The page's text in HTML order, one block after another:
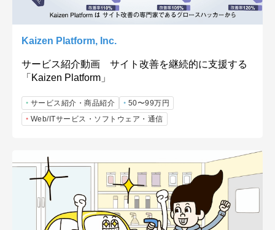
Kaizen Platform, Inc.
サービス紹介動画 サイト改善を継続的に支援する
「Kaizen Platform」
サービス紹介・商品紹介
50〜99万円
Web/ITサービス・ソフトウェア・通信